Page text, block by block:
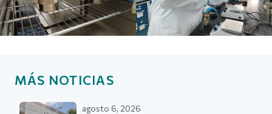
MÁS NOTICIAS
agosto 6, 2026